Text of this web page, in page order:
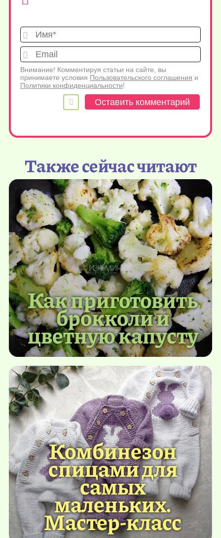
Имя*
Внимание! Комментируя статьи на сайте, вы
принимаете условия Пользовательского соглашения и
Политики конфиденциальности!
Также сейчас читают
Как приготовить
брокколи и
цветную капусту
Комбинезон
спицами для
самых
маленьких.
Мастер-класс